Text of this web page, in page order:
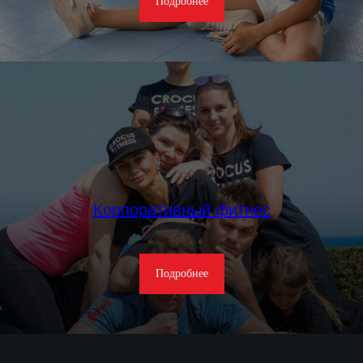
Корпоративный фитнес
Подробнее
ГАЛЕРЕЯ
CROCUS
FITNESS